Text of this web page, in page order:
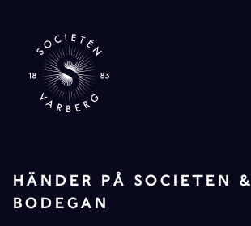
Skip to main content
HÄNDER PÅ SOCIETEN &
BODEGAN